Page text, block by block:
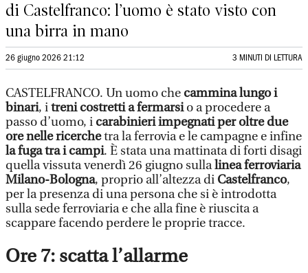
di Castelfranco: l’uomo è stato visto con
una birra in mano
26 giugno 2026 21:12 3 MINUTI DI LETTURA
CASTELFRANCO. Un uomo che cammina lungo i
binari, itreni costretti a fermarsio a procedere a
passo d’uomo, i carabinieri impegnati per oltre due
ore nelle ricerchetra la ferrovia e le campagne e infine
la fuga tra i campi. È stata una mattinata di forti disagi
quella vissuta venerdì 26 giugno sullalinea ferroviaria
Milano-Bologna, proprio all’altezza di Castelfranco,
per la presenza di una persona che si è introdotta
sulla sede ferroviaria e che alla fine è riuscita a
scappare facendo perdere le proprie tracce.
Ore 7: scatta l’allarme